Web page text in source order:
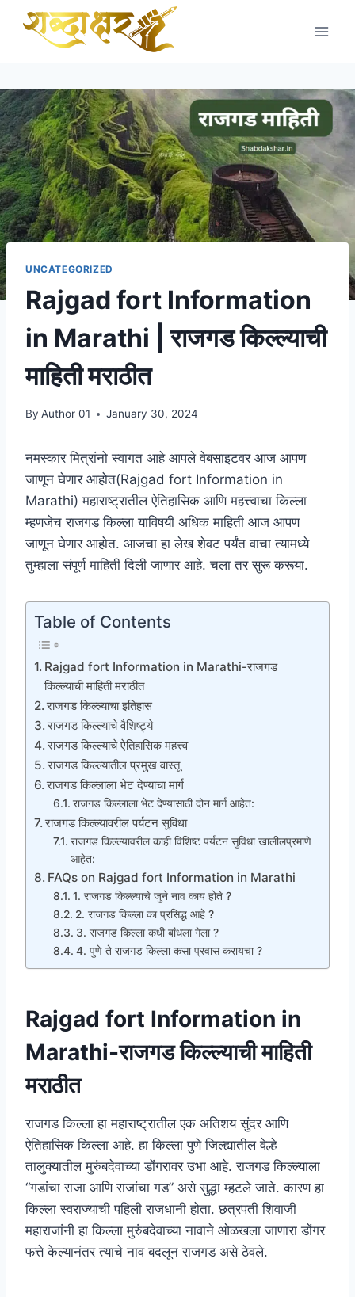
UNCATEGORIZED
Rajgad fort Information
in Marathi | राजगड किल्ल्याची
माहिती मराठीत
By Author 01 January 30, 2024
नमस्कार मित्रांनो स्वागत आहे आपले वेबसाइटवर आज आपण
जाणून घेणार आहोत(Rajgad fort Information in
Marathi) महाराष्ट्रातील ऐतिहासिक आणि महत्त्वाचा किल्ला
म्हणजेच राजगड किल्ला याविषयी अधिक माहिती आज आपण
जाणून घेणार आहोत. आजचा हा लेख शेवट पर्यंत वाचा त्यामध्ये
तुम्हाला संपूर्ण माहिती दिली जाणार आहे. चला तर सुरू करूया.
Table of Contents
Rajgad fort Information in Marathi-राजगड
किल्ल्याची माहिती मराठीत
राजगड किल्ल्याचा इतिहास
राजगड किल्ल्याचे वैशिष्ट्ये
राजगड किल्ल्याचे ऐतिहासिक महत्त्व
राजगड किल्ल्यातील प्रमुख वास्तू
राजगड किल्लाला भेट देण्याचा मार्ग
राजगड किल्लाला भेट देण्यासाठी दोन मार्ग आहेत:
राजगड किल्ल्यावरील पर्यटन सुविधा
राजगड किल्ल्यावरील काही विशिष्ट पर्यटन सुविधा खालीलप्रमाणे
आहेत:
FAQs on Rajgad fort Information in Marathi
1. राजगड किल्ल्याचे जुने नाव काय होते ?
2. राजगड किल्ला का प्रसिद्ध आहे ?
3. राजगड किल्ला कधी बांधला गेला ?
4. पुणे ते राजगड किल्ला कसा प्रवास करायचा ?
Rajgad fort Information in
Marathi-राजगड किल्ल्याची माहिती
मराठीत
राजगड किल्ला हा महाराष्ट्रातील एक अतिशय सुंदर आणि
ऐतिहासिक किल्ला आहे. हा किल्ला पुणे जिल्ह्यातील वेल्हे
तालुक्यातील मुरुंबदेवाच्या डोंगरावर उभा आहे. राजगड किल्ल्याला
“गडांचा राजा आणि राजांचा गड” असे सुद्धा म्हटले जाते. कारण हा
किल्ला स्वराज्याची पहिली राजधानी होता. छत्रपती शिवाजी
महाराजांनी हा किल्ला मुरुंबदेवाच्या नावाने ओळखला जाणारा डोंगर
फत्ते केल्यानंतर त्याचे नाव बदलून राजगड असे ठेवले.